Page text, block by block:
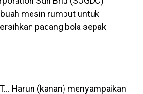
mesin rumput untuk
padang bola sepak
Harun (kanan) menyampaikan